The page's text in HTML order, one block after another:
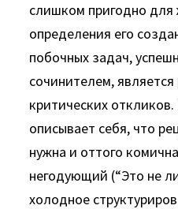
слишком пригодно для
определения его
побочных задач,
сочинителем,
критических
описывает себя, что
нужна и оттого
негодующий (“Это не
холодное